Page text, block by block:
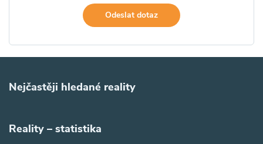
Odeslat dotaz
Nejčastěji hledané reality
Reality – statistika